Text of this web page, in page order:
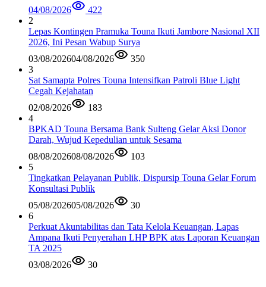
04/08/2026
422
2
Lepas Kontingen Pramuka Touna Ikuti Jambore Nasional XII
2026, Ini Pesan Wabup Surya
03/08/202604/08/2026
350
3
Sat Samapta Polres Touna Intensifkan Patroli Blue Light
Cegah Kejahatan
02/08/2026
183
4
BPKAD Touna Bersama Bank Sulteng Gelar Aksi Donor
Darah, Wujud Kepedulian untuk Sesama
08/08/202608/08/2026
103
5
Tingkatkan Pelayanan Publik, Dispursip Touna Gelar Forum
Konsultasi Publik
05/08/202605/08/2026
30
6
Perkuat Akuntabilitas dan Tata Kelola Keuangan, Lapas
Ampana Ikuti Penyerahan LHP BPK atas Laporan Keuangan
TA 2025
03/08/2026
30